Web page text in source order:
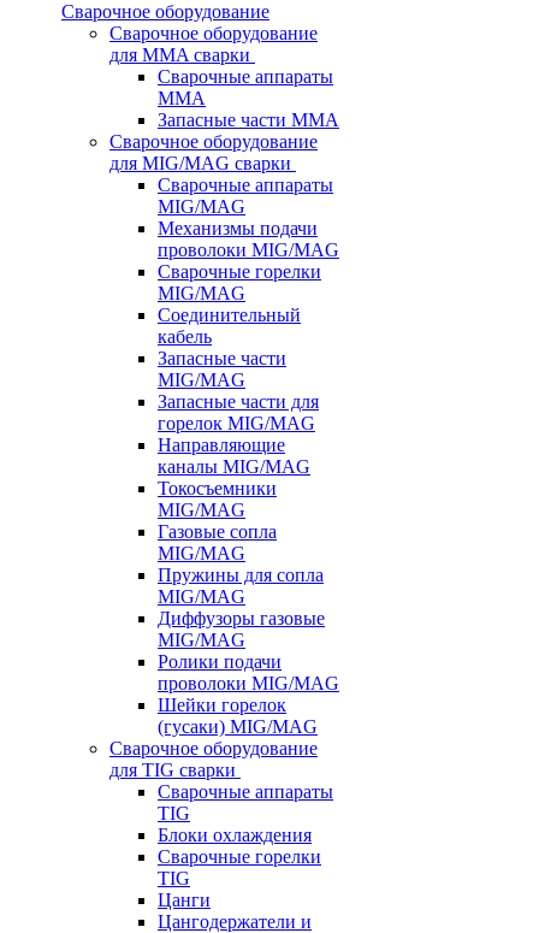
Сварочное оборудование
Сварочное оборудование
для MMA сварки
Сварочные аппараты
MMA
Запасные части MMA
Сварочное оборудование
для MIG/MAG сварки
Сварочные аппараты
MIG/MAG
Механизмы подачи
проволоки MIG/MAG
Сварочные горелки
MIG/MAG
Соединительный
кабель
Запасные части
MIG/MAG
Запасные части для
горелок MIG/MAG
Направляющие
каналы MIG/MAG
Токосъемники
MIG/MAG
Газовые сопла
MIG/MAG
Пружины для сопла
MIG/MAG
Диффузоры газовые
MIG/MAG
Ролики подачи
проволоки MIG/MAG
Шейки горелок
(гусаки) MIG/MAG
Сварочное оборудование
для TIG сварки
Сварочные аппараты
TIG
Блоки охлаждения
Сварочные горелки
TIG
Цанги
Цангодержатели и